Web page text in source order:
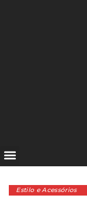
Estilo e Acessórios